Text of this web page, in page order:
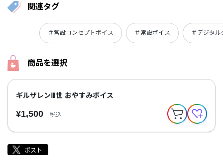
関連タグ
＃常設コンセプトボイス ＃常設ボイス ＃デジタル
商品を選択
ギルザレンⅢ世 おやすみボイス
¥1,500 税込